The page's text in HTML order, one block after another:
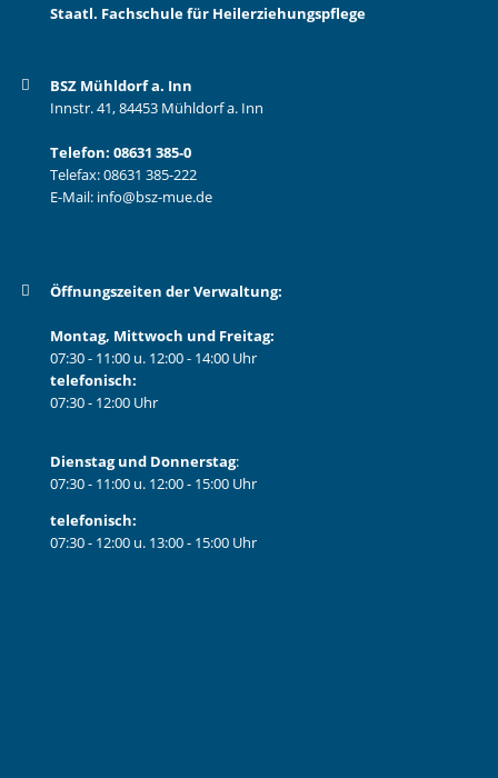
Staatl. Fachschule für Heilerziehungspflege
BSZ Mühldorf a. Inn
Innstr. 41, 84453 Mühldorf a. Inn
Telefon: 08631 385-0
Telefax: 08631 385-222
E-Mail: info@bsz-mue.de
Öffnungszeiten der Verwaltung:
Montag, Mittwoch und Freitag:
07:30 - 11:00 u. 12:00 - 14:00 Uhr
telefonisch:
07:30 - 12:00 Uhr
Dienstag und Donnerstag:
07:30 - 11:00 u. 12:00 - 15:00 Uhr
telefonisch:
07:30 - 12:00 u. 13:00 - 15:00 Uhr